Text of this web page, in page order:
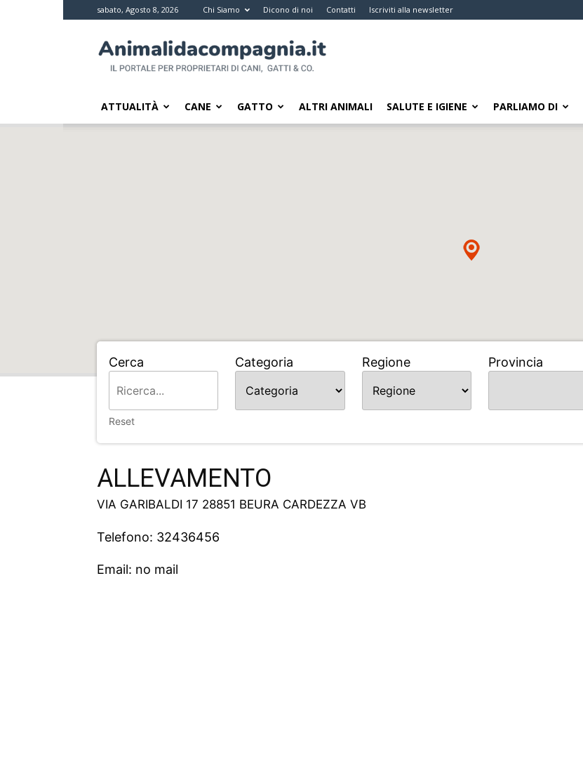
sabato, Agosto 8, 2026 Chi Siamo Dicono di noi Contatti Iscriviti alla newsletter
da
compagnia
Il
ATTUALITÀ CANE GATTO ALTRI ANIMALI SALUTE E IGIENE PARLIAMO DI
Cerca Categoria Regione Provincia
Reset
Home ALLEVAMENTO
ALLEVAMENTO
VIA GARIBALDI 17 28851 BEURA CARDEZZA VB
Telefono: 32436456
Email: no mail